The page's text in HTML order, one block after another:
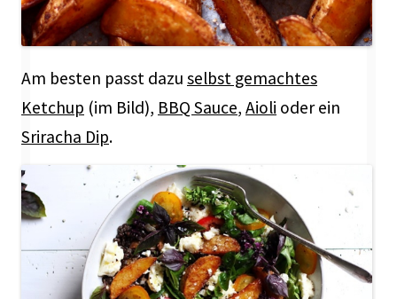
Am besten passt dazu selbst gemachtes
Ketchup (im Bild), BBQ Sauce, Aioli oder ein
Sriracha Dip.